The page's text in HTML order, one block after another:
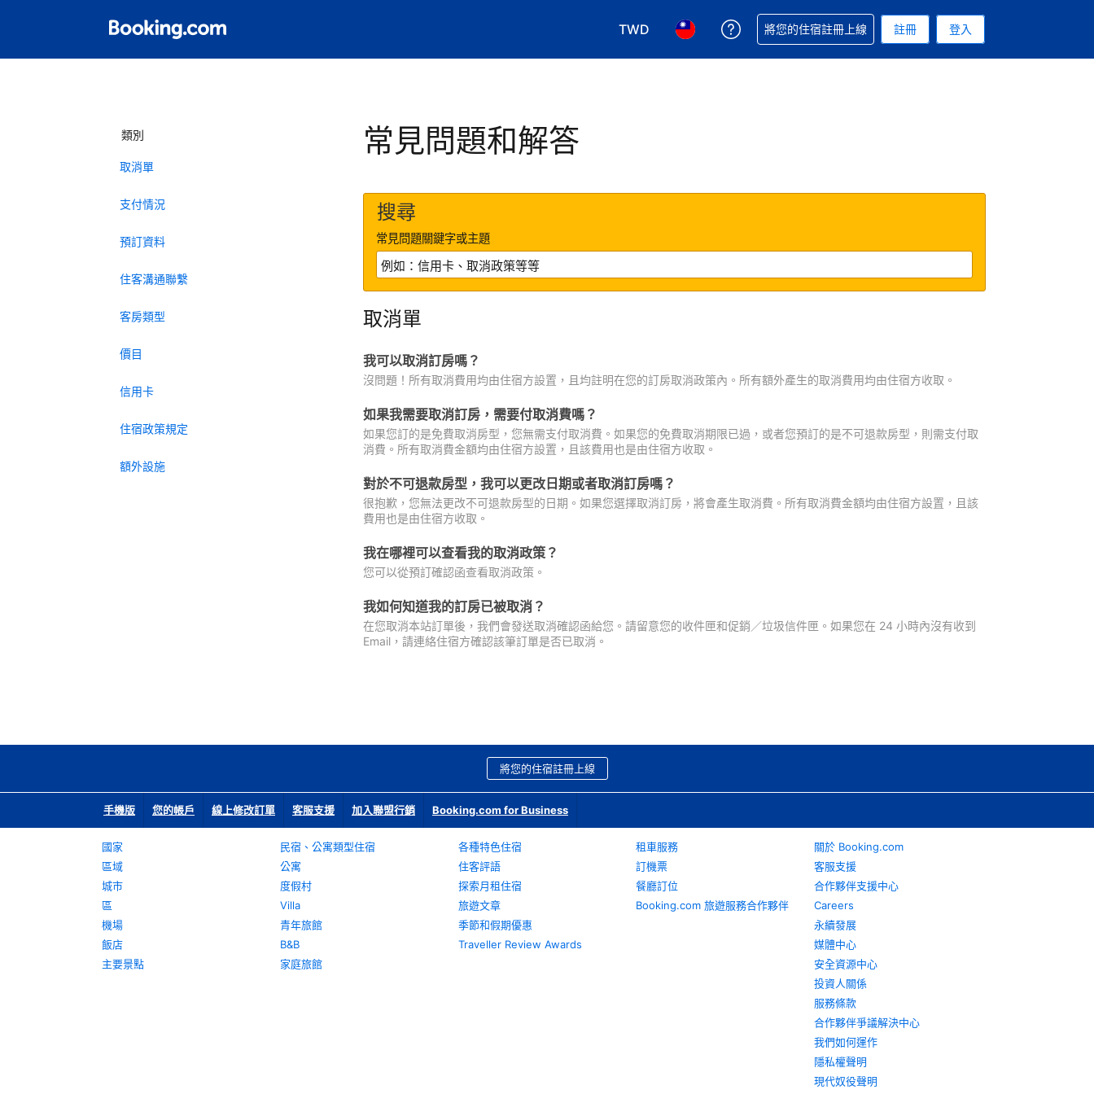
TWD
選擇您使用的幣別. 您現在所使用的幣別為新台幣
選擇您使用的語言. 您目前所選的語言是繁體中文
取得訂單相關協助
將您的住宿註冊上線 註冊 登入
類別
取消單
支付情況
預訂資料
住客溝通聯繫
客房類型
價目
信用卡
住宿政策規定
額外設施
常見問題和解答
搜尋
常見問題關鍵字或主題
取消單
我可以取消訂房嗎？
沒問題！所有取消費用均由住宿方設置，且均註明在您的訂房取消政策內。所有額外產生的取消費用均由住宿方收取。
如果我需要取消訂房，需要付取消費嗎？
如果您訂的是免費取消房型，您無需支付取消費。如果您的免費取消期限已過，或者您預訂的是不可退款房型，則需支付取
消費。所有取消費金額均由住宿方設置，且該費用也是由住宿方收取。
對於不可退款房型，我可以更改日期或者取消訂房嗎？
很抱歉，您無法更改不可退款房型的日期。如果您選擇取消訂房，將會產生取消費。所有取消費金額均由住宿方設置，且該
費用也是由住宿方收取。
我在哪裡可以查看我的取消政策？
您可以從預訂確認函查看取消政策。
我如何知道我的訂房已被取消？
在您取消本站訂單後，我們會發送取消確認函給您。請留意您的收件匣和促銷／垃圾信件匣。如果您在 24 小時內沒有收到
Email，請連絡住宿方確認該筆訂單是否已取消。
將您的住宿註冊上線
手機版 您的帳戶 線上修改訂單 客服支援 加入聯盟行銷 Booking.com for Business
國家
區域
城市
區
機場
飯店
主要景點
民宿、公寓類型住宿
公寓
度假村
Villa
青年旅館
B&B
家庭旅館
各種特色住宿
住客評語
探索月租住宿
旅遊文章
季節和假期優惠
Traveller Review Awards
租車服務
訂機票
餐廳訂位
Booking.com 旅遊服務合作夥伴
關於 Booking.com
客服支援
合作夥伴支援中心
Careers
永續發展
媒體中心
安全資源中心
投資人關係
服務條款
合作夥伴爭議解決中心
我們如何運作
隱私權聲明
現代奴役聲明